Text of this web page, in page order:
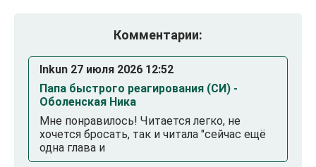
Комментарии:
Inkun 27 июля 2026 12:52
Папа быстрого реагирования (СИ) -
Оболенская Ника
Мне понравилось! Читается легко, не
хочется бросать, так и читала "сейчас ещё
одна глава и